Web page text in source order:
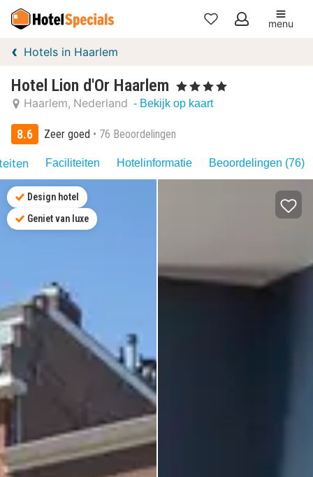
Mijn
menu
Hotels in Haarlem
Hotel Lion d'Or Haarlem , 4 Sterren
Haarlem Nederland - Bekijk op kaart
8.6 Zeer goed 76 Beoordelingen
Faciliteiten Hotelinformatie Beoordelingen (76)
Design hotel
Geniet van luxe